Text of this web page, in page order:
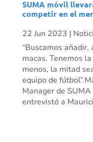
SUMA móvil
competir en el
22 Jun 2023 |
“Buscamos
macas. Tenemos
menos, la mitad
equipo de
Manager de
entrevistó a